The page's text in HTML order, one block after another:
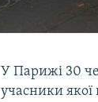
У Парижі 30
учасники